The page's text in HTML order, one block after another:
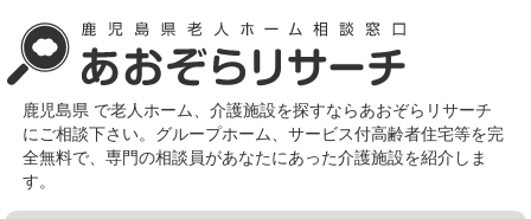
鹿児島県 で老人ホーム、介護施設を探すならあおぞらリサーチ
にご相談下さい。グループホーム、サービス付高齢者住宅等を完
全無料で、専門の相談員があなたにあった介護施設を紹介しま
す。